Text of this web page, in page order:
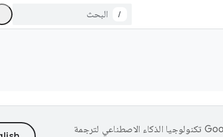
/
تستخدم Google تكنولوجيا الذكاء الاصطناعي لترجمة